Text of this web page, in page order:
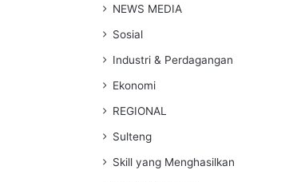
NEWS MEDIA
Sosial
Industri & Perdagangan
Ekonomi
REGIONAL
Sulteng
Skill yang Menghasilkan